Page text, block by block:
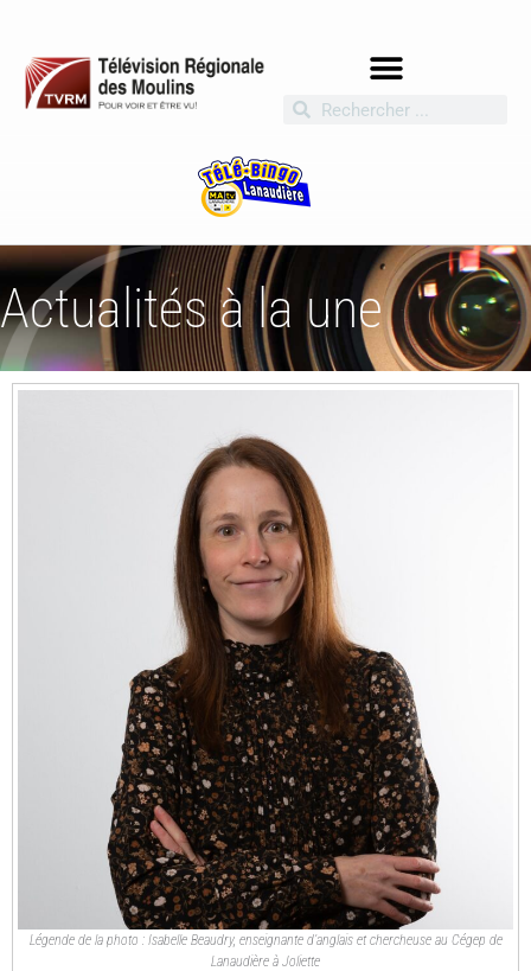
Actualités à la une
Légende de la photo : Isabelle Beaudry, enseignante d’anglais et chercheuse au Cégep de
Lanaudière à Joliette